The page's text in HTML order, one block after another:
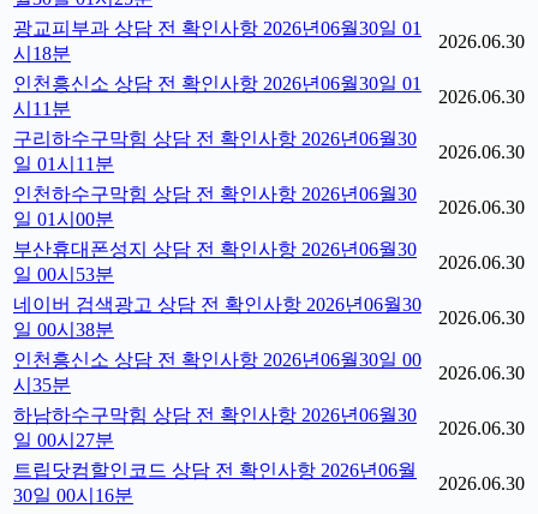
광교피부과 상담 전 확인사항 2026년06월30일 01
시18분
2026.06.30
인천흥신소 상담 전 확인사항 2026년06월30일 01
시11분
2026.06.30
구리하수구막힘 상담 전 확인사항 2026년06월30
일 01시11분
2026.06.30
인천하수구막힘 상담 전 확인사항 2026년06월30
일 01시00분
2026.06.30
부산휴대폰성지 상담 전 확인사항 2026년06월30
일 00시53분
2026.06.30
네이버 검색광고 상담 전 확인사항 2026년06월30
일 00시38분
2026.06.30
인천흥신소 상담 전 확인사항 2026년06월30일 00
시35분
2026.06.30
하남하수구막힘 상담 전 확인사항 2026년06월30
일 00시27분
2026.06.30
트립닷컴할인코드 상담 전 확인사항 2026년06월
30일 00시16분
2026.06.30